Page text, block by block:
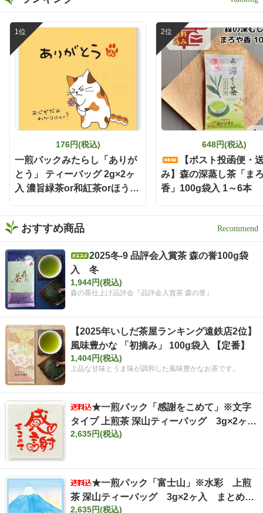
176円(税込)
一煎パックみたらし「ありが
とう」 ティーバッグ 2g×2ヶ
入 濃旨緑茶or和紅茶orほうじ
648円(税込)
【ポスト投函便・
み】森の深蒸し茶「ま
香」100g袋入 1～6本
おすすめ商品
2025冬-9 品評会入賞茶 森の誉100g袋
入 冬
1,944円(税込)
森の茶仕上げ品評会『品評会入賞茶 森の誉』
【2025年いしだ茶屋ランキング遠鉄店2位】
風味豊かな 「初摘み」 100g袋入 【定番】
1,404円(税込)
上品な甘味とうま味が調和した風味豊かなお茶です。
★一煎パック「感謝をこめて」※文字
タイプ 上煎茶 深山ティーバッグ 3g×2ヶ
入 まとめ買いセット【ポスト投函便・送料
2,635円(税込)
★一煎パック「富士山」※水彩 上煎
茶 深山ティーバッグ 3g×2ヶ入 まとめ買
いセット【ポスト投函便・送料込み】
2,635円(税込)